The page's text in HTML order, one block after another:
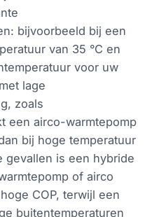
bijvoorbeeld bij een
van 35 °C en
voor uw
lage
zoals
een airco-warmtepomp
bij hoge temperatuur
gevallen is een hybride
of airco
COP, terwijl een
buitentemperaturen